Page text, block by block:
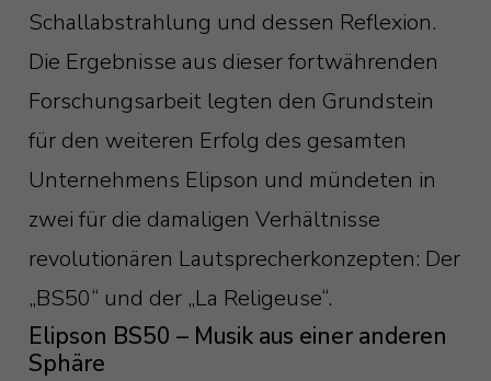
Schallabstrahlung und dessen Reflexion.
Die Ergebnisse aus dieser fortwährenden
Forschungsarbeit legten den Grundstein
für den weiteren Erfolg des gesamten
Unternehmens Elipson und mündeten in
zwei für die damaligen Verhältnisse
revolutionären Lautsprecherkonzepten: Der
„BS50“ und der „La Religeuse“.
Elipson BS50 – Musik aus einer anderen
Sphäre